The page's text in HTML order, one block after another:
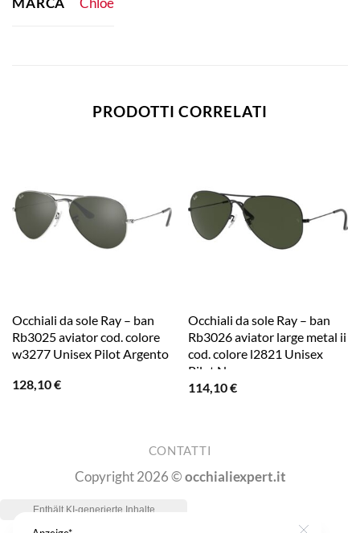
PRODOTTI CORRELATI
Occhiali da sole Ray – ban
Rb3025 aviator cod. colore
w3277 Unisex Pilot Argento
128,10€
Occhiali da sole Ray – ban
Rb3026 aviator large metal ii
cod. colore l2821 Unisex
Pilot Nero
114,10€
CONTATTI
Copyright 2026 ©occhialiexpert.it